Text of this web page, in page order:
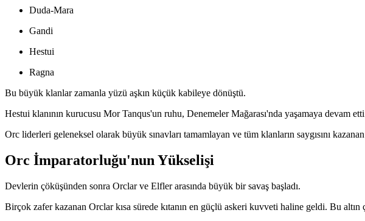
Duda-Mara
Gandi
Hestui
Ragna
Bu büyük klanlar zamanla yüzü aşkın küçük kabileye dönüştü.
Hestui klanının kurucusu Mor Tanqus'un ruhu, Denemeler Mağarası'nda yaşamaya
Orc liderleri geleneksel olarak büyük sınavları tamamlayan ve tüm klanların saygısını
Orc İmparatorluğu'nun Yükselişi
Devlerin çöküşünden sonra Orclar ve Elfler arasında büyük bir savaş başladı.
Birçok zafer kazanan Orclar kısa sürede kıtanın en güçlü askeri kuvveti haline geldi. Bu altın